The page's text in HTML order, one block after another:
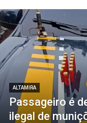
ALTAMIRA
Passageiro é
ilegal de